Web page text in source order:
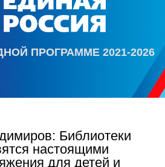
ПРОГРАММЕ 2021-2026
Библиотеки
настоящими
для детей и